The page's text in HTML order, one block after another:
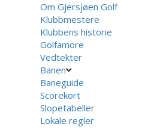
Om Gjersjøen Golf
Klubbmestere
Klubbens historie
Golfamore
Vedtekter
Banen
Baneguide
Scorekort
Slopetabeller
Lokale regler